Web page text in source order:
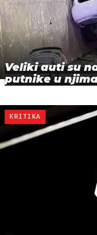
Veliki auti su
putnike u
KRITIKA